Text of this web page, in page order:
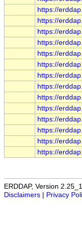
https://
https://
https://
https://
https://
https://
https://
https://
https://
https://
https://
https://
https://
https://
ERDDAP, Version 2.25_1
Disclaimers | Privacy